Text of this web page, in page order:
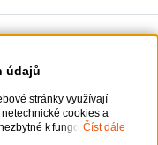
údajů
stránky využívají
cookies a
k fungováníČíst dále